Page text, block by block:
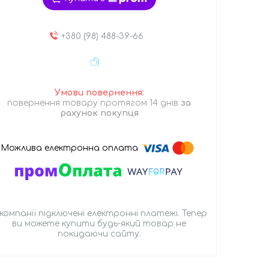
+380 (98) 488-39-66
повернення товару протягом 14 днів за
рахунок покупця
підключені електронні платежі. Тепер
ви можете купити будь-який товар не
покидаючи сайту.